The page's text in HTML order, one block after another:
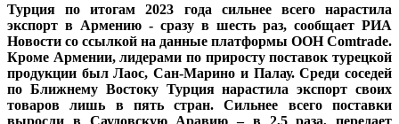
Турция по итогам 2023 года сильнее всего нарастила
экспорт в Армению - сразу в шесть раз, сообщает РИА
Новости со ссылкой на данные платформы ООН Comtrade.
Кроме Армении, лидерами по приросту поставок турецкой
продукции был Лаос, Сан-Марино и Палау. Среди соседей
по Ближнему Востоку Турция нарастила экспорт своих
товаров лишь в пять стран. Сильнее всего поставки
выросли в Саудовскую Аравию – в 2,5 раза, передает